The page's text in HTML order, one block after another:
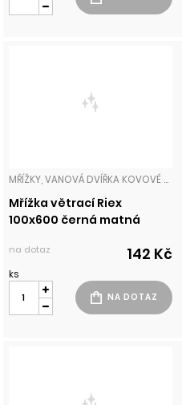
MŘÍŽKY, VANOVÁ DVÍŘKA KOVOVÉ MŘÍŽKY
Mřížka větrací Riex
100x600 černá matná
na dotaz 142 Kč
ks